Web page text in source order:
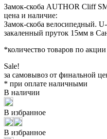
Замок-скоба AUTHOR Cliff
цена и наличие:
Замок-скоба велосипедный.
закаленный пруток 15мм в
*количество товаров по
Sale!
за самовывоз от финальной
* при оплате наличными
В наличии
В избранное
В избранное